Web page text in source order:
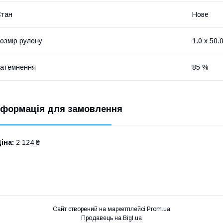
Нове
рулону 1.0 х
85 %
для замовлення
2 124 ₴
Сайт створений на маркетплейсі Prom.ua
Продавець на Bigl.ua